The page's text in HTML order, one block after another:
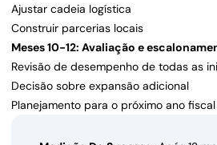
Ajustar cadeia logística
Construir parcerias locais
Meses 10-12: Avaliação e
Revisão de desempenho de todas as
Decisão sobre expansão adicional
Planejamento para o próximo ano fiscal